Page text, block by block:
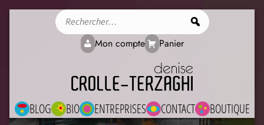
BLOG BIO ENTREPRISES CONTACT BOUTIQUE
Mon compte Panier